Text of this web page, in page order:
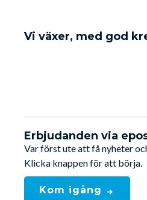
Vi växer, med god
Erbjudanden via
Var först ute att få nyheter
Klicka knappen för att börja.
Kom igång